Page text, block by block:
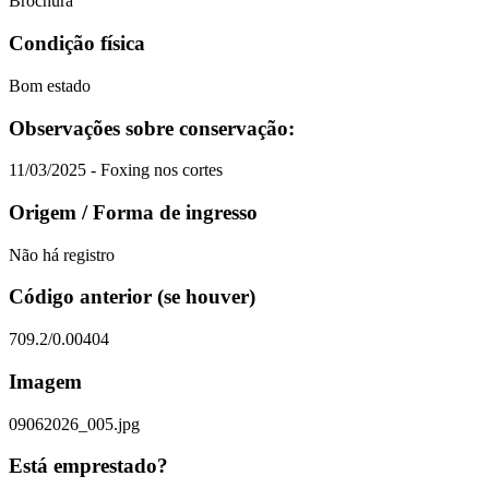
Condição física
Bom estado
Observações sobre conservação:
11/03/2025 - Foxing nos cortes
Origem / Forma de ingresso
Não há registro
Código anterior (se houver)
709.2/0.00404
Imagem
09062026_005.jpg
Está emprestado?